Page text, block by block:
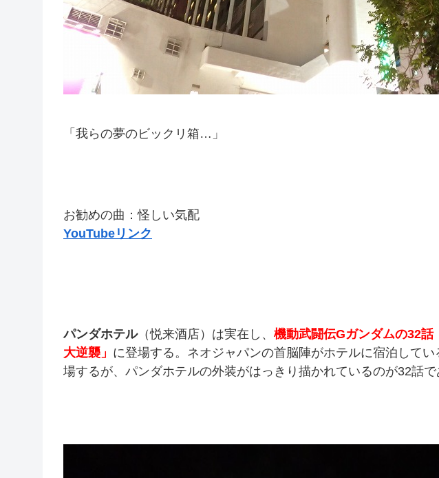
「我らの夢のビックリ箱…」
お勧めの曲：怪しい気配
YouTubeリンク
パンダホテル（悦来酒店）は実在し、 機動武闘伝Gガンダムの32
大逆襲」 に登場する。ネオジャパンの首脳陣がホテルに宿泊して
場するが、パンダホテルの外装がはっきり描かれているのが32話で